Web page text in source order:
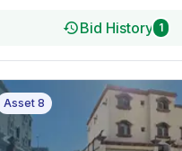
Bid History 1
Asset 8